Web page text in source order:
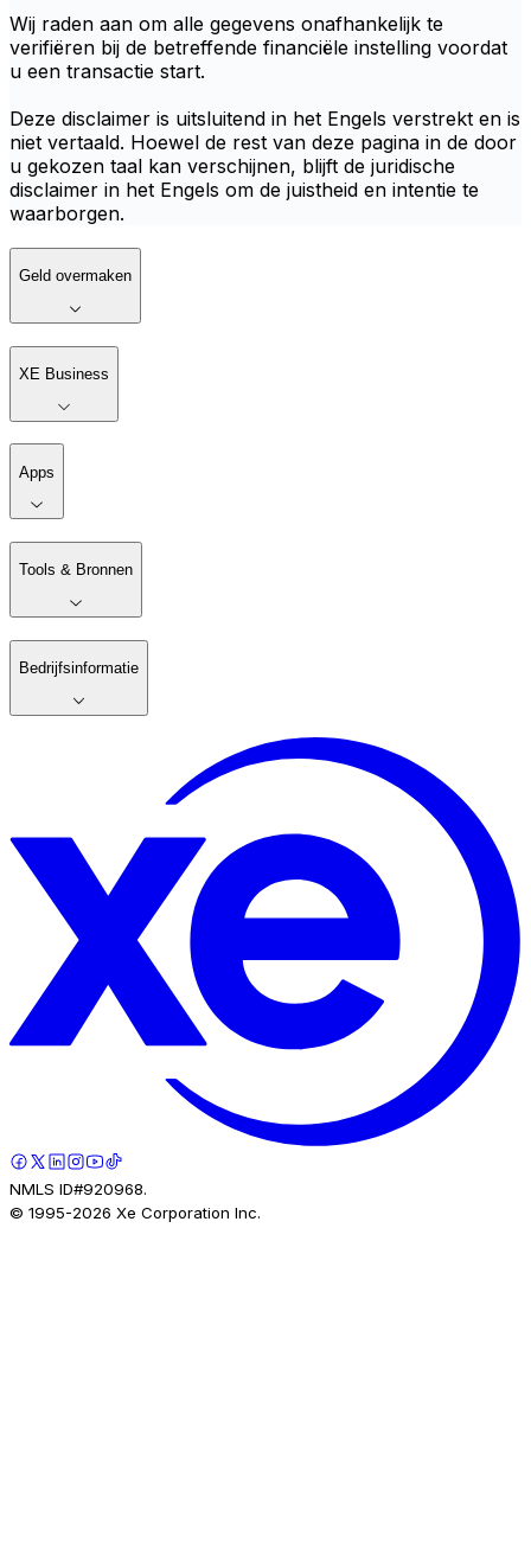
Wij raden aan om alle gegevens onafhankelijk te
verifiëren bij de betreffende financiële instelling voordat
u een transactie start.
Deze disclaimer is uitsluitend in het Engels verstrekt en is
niet vertaald. Hoewel de rest van deze pagina in de door
u gekozen taal kan verschijnen, blijft de juridische
disclaimer in het Engels om de juistheid en intentie te
waarborgen.
Geld overmaken
XE Business
Apps
Tools & Bronnen
Bedrijfsinformatie
NMLS ID#920968.
© 1995-2026 Xe Corporation Inc.